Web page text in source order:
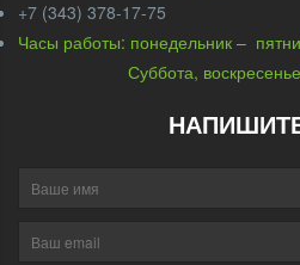
+7 (343) 378-17-75
Часы работы: понедельник –
Суббота, воскресенье -